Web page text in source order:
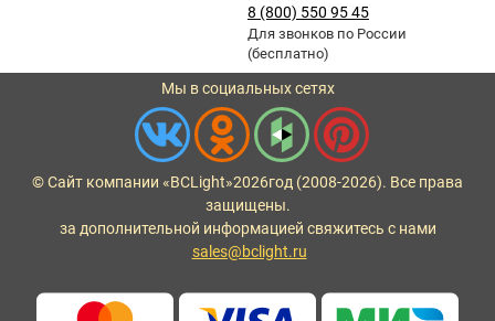
8 (800) 550 95 45
Для звонков по России
(бесплатно)
Мы в социальных сетях
© Сайт компании «BCLight»2026год (2008-2026). Все права
защищены.
за дополнительной информацией свяжитесь с нами
sales@bclight.ru